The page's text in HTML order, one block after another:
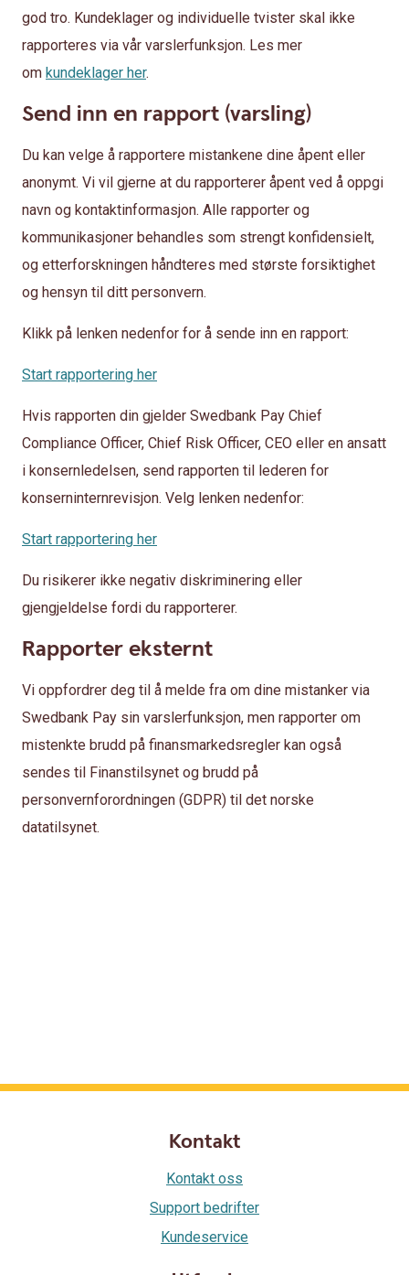
god tro. Kundeklager og individuelle tvister skal ikke
rapporteres via vår varslerfunksjon. Les mer
om kundeklager her.
Send inn en rapport (varsling)
Du kan velge å rapportere mistankene dine åpent eller
anonymt. Vi vil gjerne at du rapporterer åpent ved å oppgi
navn og kontaktinformasjon. Alle rapporter og
kommunikasjoner behandles som strengt konfidensielt,
og etterforskningen håndteres med største forsiktighet
og hensyn til ditt personvern.
Klikk på lenken nedenfor for å sende inn en rapport:
Start rapportering her
Hvis rapporten din gjelder Swedbank Pay Chief
Compliance Officer, Chief Risk Officer, CEO eller en ansatt
i konsernledelsen, send rapporten til lederen for
konserninternrevisjon. Velg lenken nedenfor:
Start rapportering her
Du risikerer ikke negativ diskriminering eller
gjengjeldelse fordi du rapporterer.
Rapporter eksternt
Vi oppfordrer deg til å melde fra om dine mistanker via
Swedbank Pay sin varslerfunksjon, men rapporter om
mistenkte brudd på finansmarkedsregler kan også
sendes til Finanstilsynet og brudd på
personvernforordningen (GDPR) til det norske
datatilsynet.
Kontakt
Kontakt oss
Support bedrifter
Kundeservice